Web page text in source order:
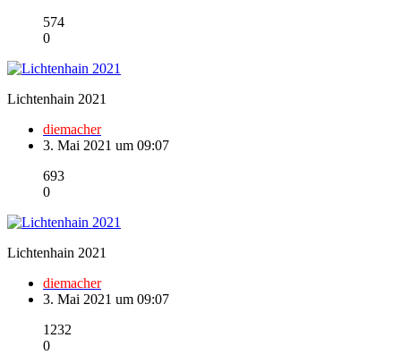
574
0
Lichtenhain 2021
diemacher
3. Mai 2021 um 09:07
693
0
Lichtenhain 2021
diemacher
3. Mai 2021 um 09:07
1232
0